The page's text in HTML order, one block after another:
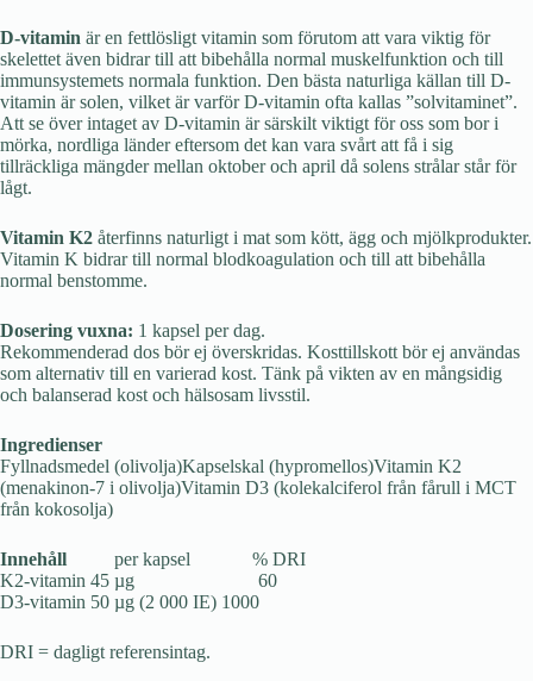
D-vitamin är en fettlösligt vitamin som förutom att vara viktig för
skelettet även bidrar till att bibehålla normal muskelfunktion och till
immunsystemets normala funktion. Den bästa naturliga källan till D-
vitamin är solen, vilket är varför D-vitamin ofta kallas ”solvitaminet”.
Att se över intaget av D-vitamin är särskilt viktigt för oss som bor i
mörka, nordliga länder eftersom det kan vara svårt att få i sig
tillräckliga mängder mellan oktober och april då solens strålar står för
lågt.
Vitamin K2 återfinns naturligt i mat som kött, ägg och mjölkprodukter.
Vitamin K bidrar till normal blodkoagulation och till att bibehålla
normal benstomme.
Dosering vuxna: 1 kapsel per dag.
Rekommenderad dos bör ej överskridas. Kosttillskott bör ej användas
som alternativ till en varierad kost. Tänk på vikten av en mångsidig
och balanserad kost och hälsosam livsstil.
Ingredienser
Fyllnadsmedel (olivolja)Kapselskal (hypromellos)Vitamin K2
(menakinon-7 i olivolja)Vitamin D3 (kolekalciferol från fårull i MCT
från kokosolja)
Innehåll
per kapsel % DRI
K2-vitamin 45 µg 60
D3-vitamin 50 µg (2 000 IE) 1000
DRI = dagligt referensintag.